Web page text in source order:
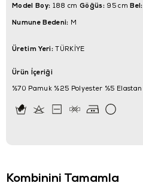
Model Boy: 188 cm Göğüs:95 cmBel:
Numune Bedeni: M
Üretim Yeri:TÜRKİYE
Ürün İçeriği
%70 Pamuk %25 Polyester %5 Elastan
Kombinini Tamamla